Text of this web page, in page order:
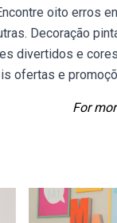
oito erros
Decoração
divertidos e
ofertas e
For